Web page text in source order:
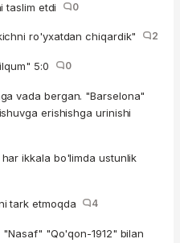
taslim etdi
0
ro'yxatdan chiqardik" 2
5:0 0
vada bergan. "Barselona"
erishishga urinishi
ikkala bo'limda ustunlik
tark etmoqda 4
"Qo'qon-1912" bilan